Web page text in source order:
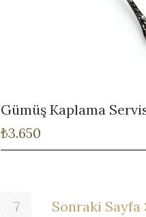
Gümüş Kaplama
₺3.650
7 Sonraki Sayfa